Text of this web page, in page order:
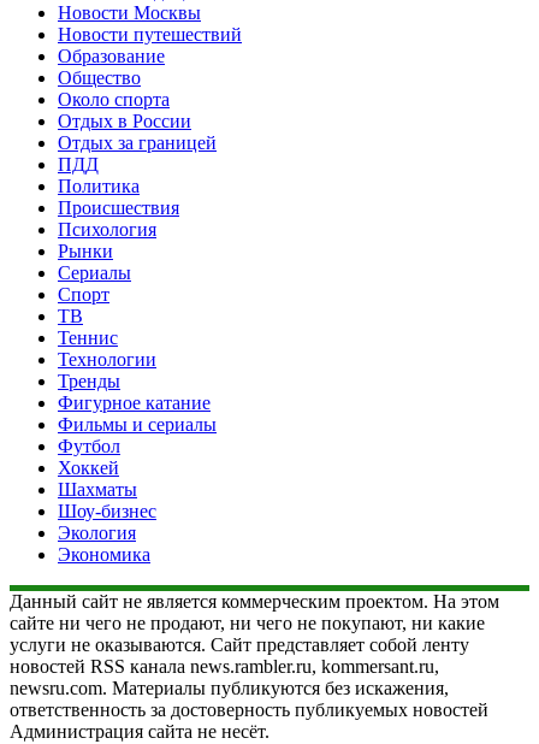
Новости Москвы
Новости путешествий
Образование
Общество
Около спорта
Отдых в России
Отдых за границей
ПДД
Политика
Происшествия
Психология
Рынки
Сериалы
Спорт
ТВ
Теннис
Технологии
Тренды
Фигурное катание
Фильмы и сериалы
Футбол
Хоккей
Шахматы
Шоу-бизнес
Экология
Экономика
Данный сайт не является коммерческим проектом. На этом
сайте ни чего не продают, ни чего не покупают, ни какие
услуги не оказываются. Сайт представляет собой ленту
новостей RSS канала news.rambler.ru, kommersant.ru,
newsru.com. Материалы публикуются без искажения,
ответственность за достоверность публикуемых новостей
Администрация сайта не несёт.